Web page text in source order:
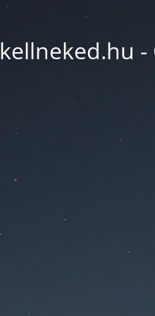
kellneked.hu -